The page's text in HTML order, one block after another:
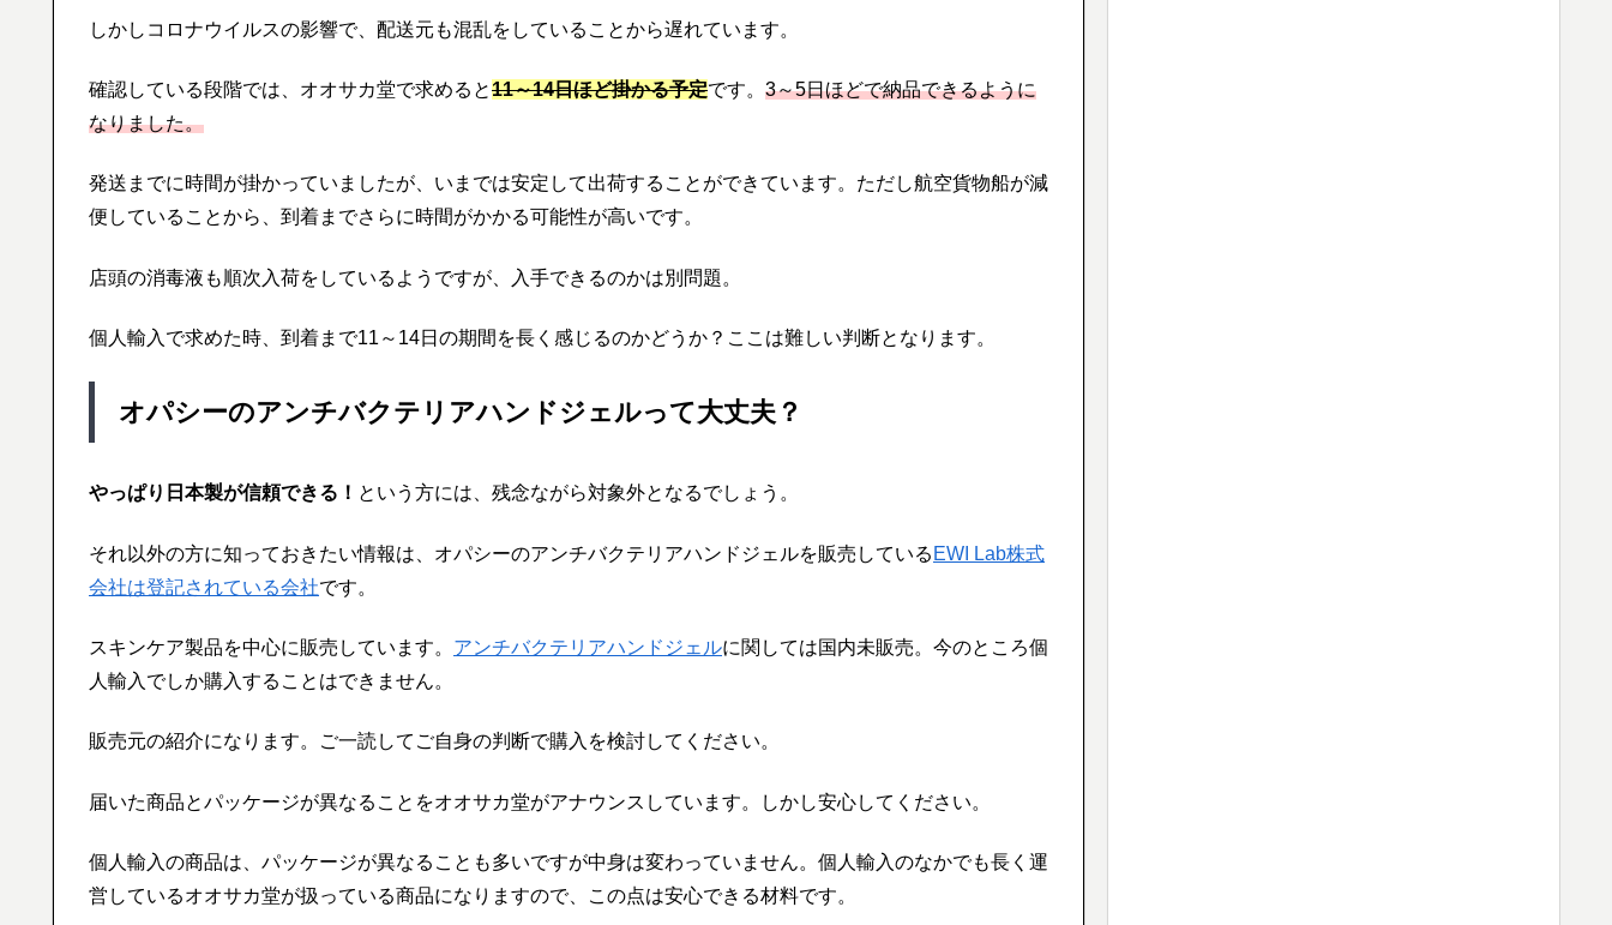
しかしコロナウイルスの影響で、配送元も混乱をしていることから遅れています。
確認している段階では、オオサカ堂で求めると11～14日ほど掛かる予定です。 3～5日ほどで納品できるように
なりました。
発送までに時間が掛かっていましたが、いまでは安定して出荷することができています。ただし航空貨物船が減
便していることから、到着までさらに時間がかかる可能性が高いです。
店頭の消毒液も順次入荷をしているようですが、入手できるのかは別問題。
個人輸入で求めた時、到着まで11～14日の期間を長く感じるのかどうか？ここは難しい判断となります。
オパシーのアンチバクテリアハンドジェルって大丈夫？
やっぱり日本製が信頼できる！ という方には、残念ながら対象外となるでしょう。
それ以外の方に知っておきたい情報は、オパシーのアンチバクテリアハンドジェルを販売している EWI Lab株式
会社は登記されている会社です。
スキンケア製品を中心に販売しています。 アンチバクテリアハンドジェルに関しては国内未販売。今のところ個
人輸入でしか購入することはできません。
販売元の紹介になります。ご一読してご自身の判断で購入を検討してください。
届いた商品とパッケージが異なることをオオサカ堂がアナウンスしています。しかし安心してください。
個人輸入の商品は、パッケージが異なることも多いですが中身は変わっていません。個人輸入のなかでも長く運
営しているオオサカ堂が扱っている商品になりますので、この点は安心できる材料です。